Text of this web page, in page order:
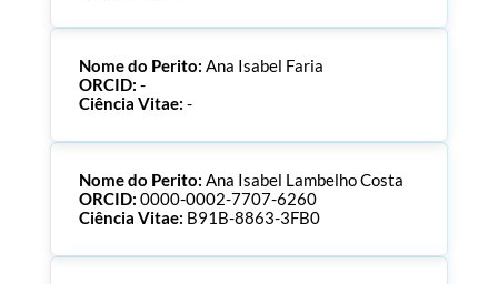
Nome do Perito: Ana Isabel Faria
ORCID: -
Ciência Vitae: -
Nome do Perito: Ana Isabel Lambelho Costa
ORCID: 0000-0002-7707-6260
Ciência Vitae: B91B-8863-3FB0